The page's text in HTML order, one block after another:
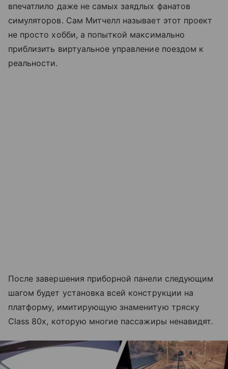
впечатлило даже не самых заядлых фанатов
симуляторов. Сам Митчелл называет этот проект
не просто хобби, а попыткой максимально
приблизить виртуальное управление поездом к
реальности.
После завершения приборной панели следующим
шагом будет установка всей конструкции на
платформу, имитирующую знаменитую тряску
Class 80x, которую многие пассажиры ненавидят.